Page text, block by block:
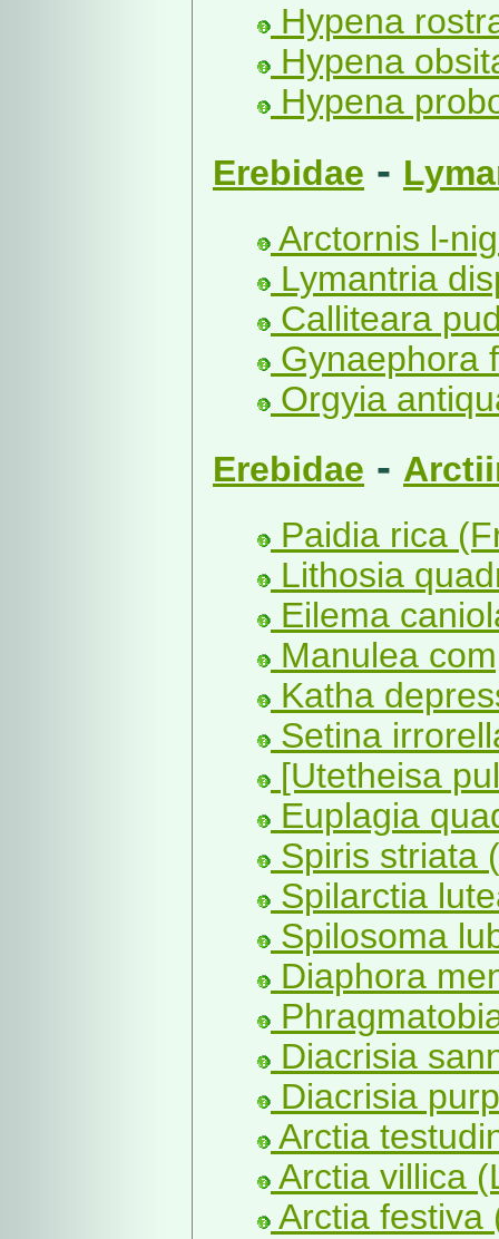
Hypena
Hypena
Hypena
Erebidae -
Arctornis l-
Lymantria
Calliteara
Gynaephora
Orgyia
Erebidae -
Paidia rica
Lithosia
Eilema
Manulea
Katha
Setina
[Utetheisa
Euplagia
Spiris striata
Spilarctia
Spilosoma
Diaphora
Diacrisia
Diacrisia
Arctia
Arctia villica
Arctia festiva